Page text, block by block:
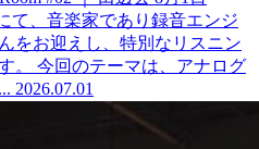
て、音楽家であり録音エンジ
をお迎えし、特別なリスニン
。 今回のテーマは、アナログ
2026.07.01